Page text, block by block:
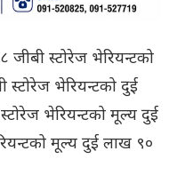
जीबी स्टोरेज भेरियन्टको
भेरियन्टको दुई
भेरियन्टको मूल्य दुई
मूल्य दुई लाख ९०